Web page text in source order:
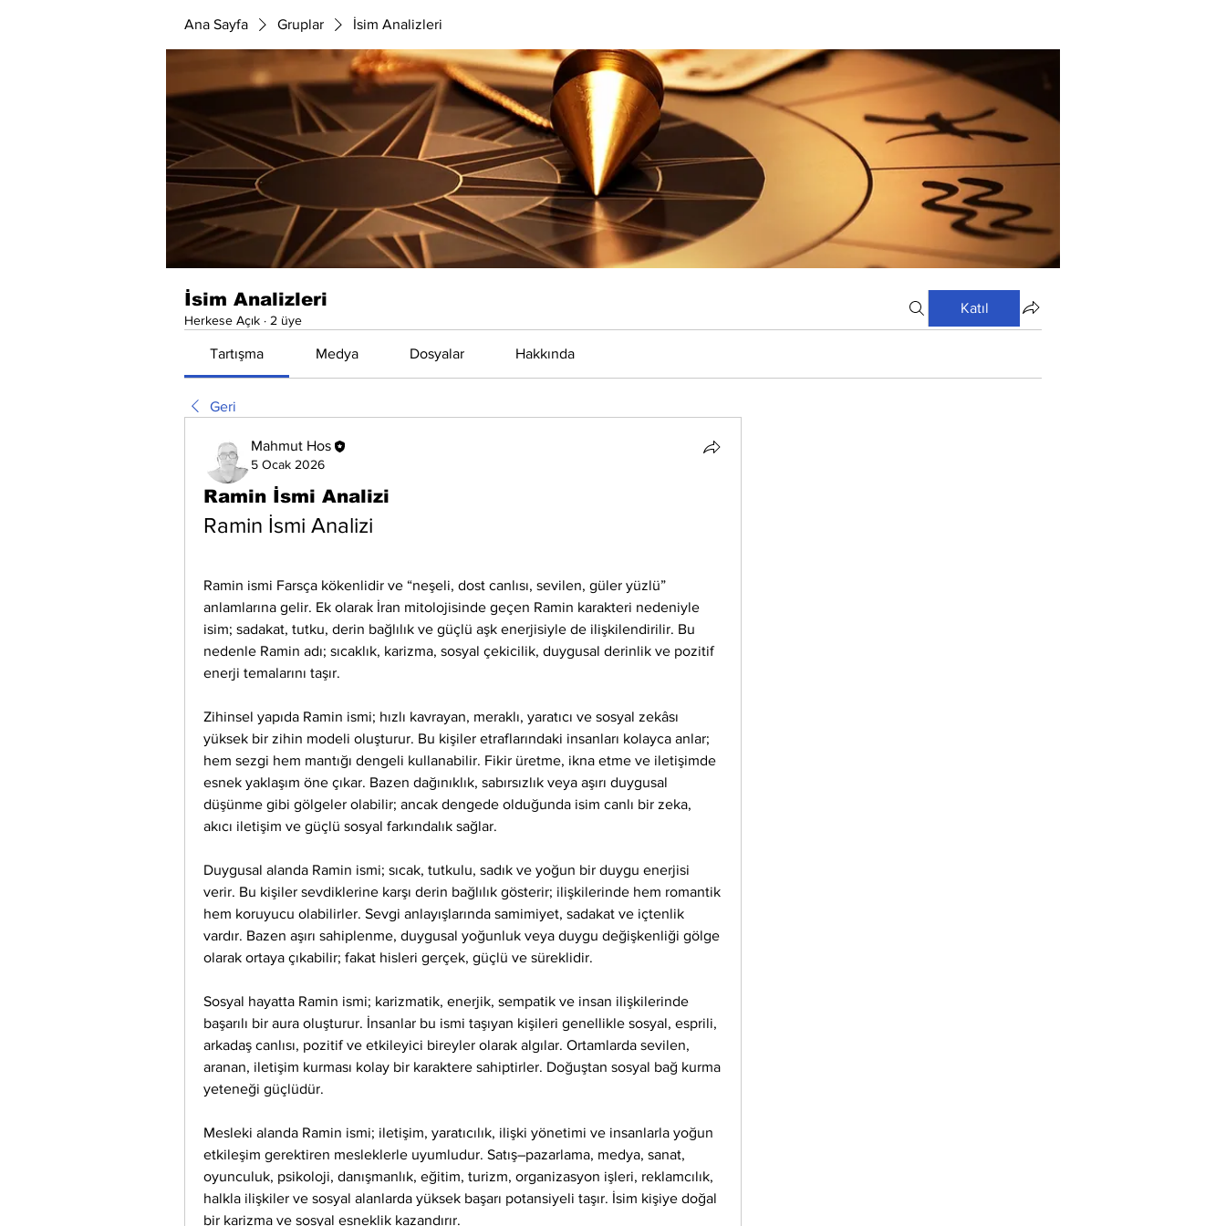
Ana Sayfa Gruplar İsim Analizleri
İsim Analizleri
Herkese Açık · 2 üye
Katıl
Tartışma Medya Dosyalar Hakkında
Geri
Mahmut Hos
5 Ocak 2026
Ramin İsmi Analizi
Ramin İsmi Analizi
Ramin ismi Farsça kökenlidir ve “neşeli, dost canlısı, sevilen, güler yüzlü”
anlamlarına gelir. Ek olarak İran mitolojisinde geçen Ramin karakteri nedeniyle
isim; sadakat, tutku, derin bağlılık ve güçlü aşk enerjisiyle de ilişkilendirilir. Bu
nedenle Ramin adı; sıcaklık, karizma, sosyal çekicilik, duygusal derinlik ve pozitif
enerji temalarını taşır.
Zihinsel yapıda Ramin ismi; hızlı kavrayan, meraklı, yaratıcı ve sosyal zekâsı
yüksek bir zihin modeli oluşturur. Bu kişiler etraflarındaki insanları kolayca anlar;
hem sezgi hem mantığı dengeli kullanabilir. Fikir üretme, ikna etme ve iletişimde
esnek yaklaşım öne çıkar. Bazen dağınıklık, sabırsızlık veya aşırı duygusal
düşünme gibi gölgeler olabilir; ancak dengede olduğunda isim canlı bir zeka,
akıcı iletişim ve güçlü sosyal farkındalık sağlar.
Duygusal alanda Ramin ismi; sıcak, tutkulu, sadık ve yoğun bir duygu enerjisi
verir. Bu kişiler sevdiklerine karşı derin bağlılık gösterir; ilişkilerinde hem romantik
hem koruyucu olabilirler. Sevgi anlayışlarında samimiyet, sadakat ve içtenlik
vardır. Bazen aşırı sahiplenme, duygusal yoğunluk veya duygu değişkenliği gölge
olarak ortaya çıkabilir; fakat hisleri gerçek, güçlü ve süreklidir.
Sosyal hayatta Ramin ismi; karizmatik, enerjik, sempatik ve insan ilişkilerinde
başarılı bir aura oluşturur. İnsanlar bu ismi taşıyan kişileri genellikle sosyal, esprili,
arkadaş canlısı, pozitif ve etkileyici bireyler olarak algılar. Ortamlarda sevilen,
aranan, iletişim kurması kolay bir karaktere sahiptirler. Doğuştan sosyal bağ kurma
yeteneği güçlüdür.
Mesleki alanda Ramin ismi; iletişim, yaratıcılık, ilişki yönetimi ve insanlarla yoğun
etkileşim gerektiren mesleklerle uyumludur. Satış–pazarlama, medya, sanat,
oyunculuk, psikoloji, danışmanlık, eğitim, turizm, organizasyon işleri, reklamcılık,
halkla ilişkiler ve sosyal alanlarda yüksek başarı potansiyeli taşır. İsim kişiye doğal
bir karizma ve sosyal esneklik kazandırır.